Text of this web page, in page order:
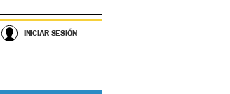
INICIAR SESIÓN